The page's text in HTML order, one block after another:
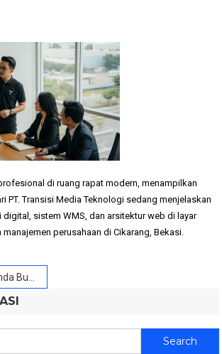
di ruang rapat modern, menampilkan
PT. Transisi Media Teknologi sedang menjelaskan
sistem WMS, dan arsitektur web di layar
perusahaan di Cikarang, Bekasi.
Sistem Digital?
Search